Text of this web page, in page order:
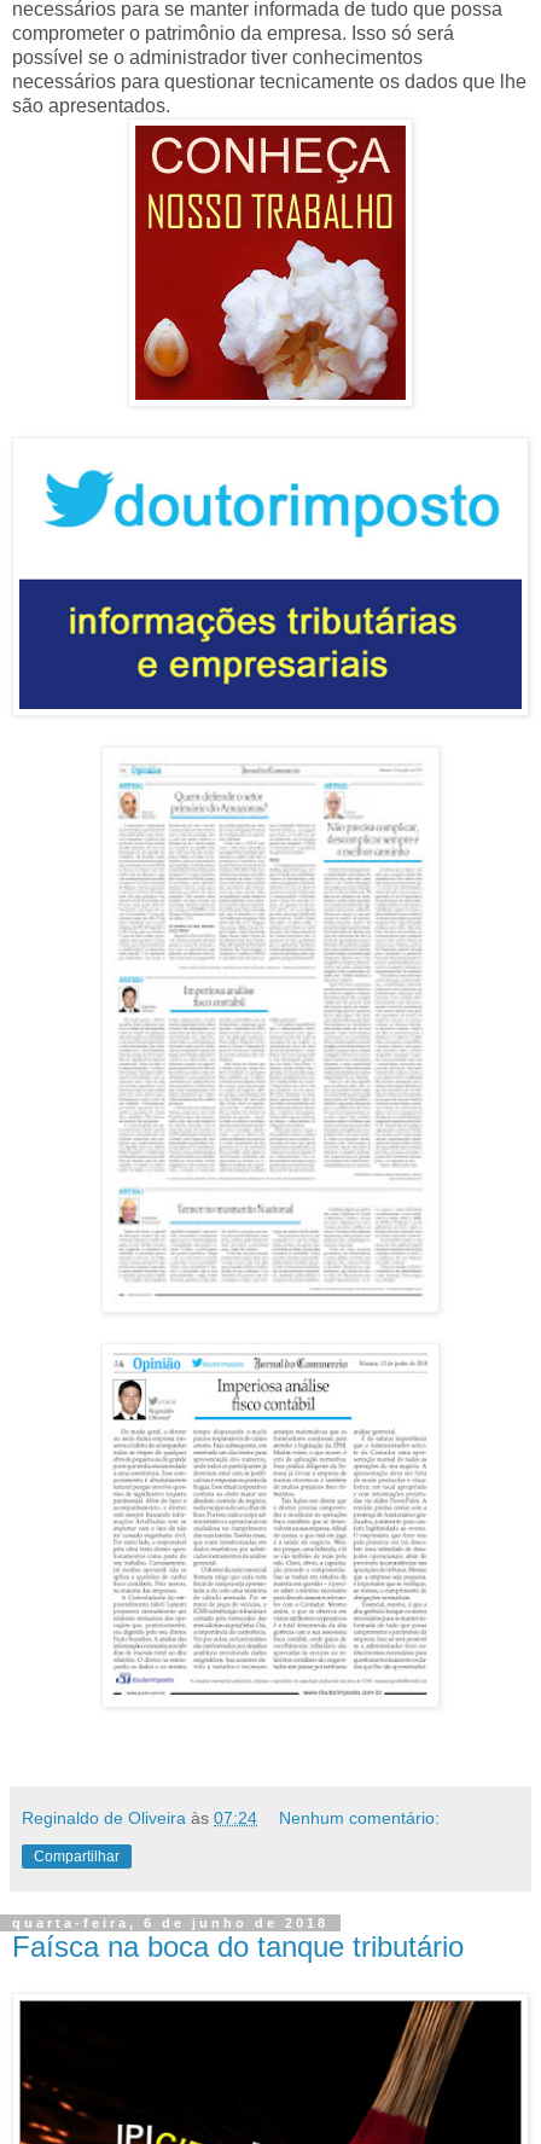
necessários para se manter informada de tudo que possa
comprometer o patrimônio da empresa. Isso só será
possível se o administrador tiver conhecimentos
necessários para questionar tecnicamente os dados que lhe
são apresentados.
Reginaldo de Oliveira às 07:24 Nenhum comentário:
Compartilhar
quarta-feira, 6 de junho de 2018
Faísca na boca do tanque tributário